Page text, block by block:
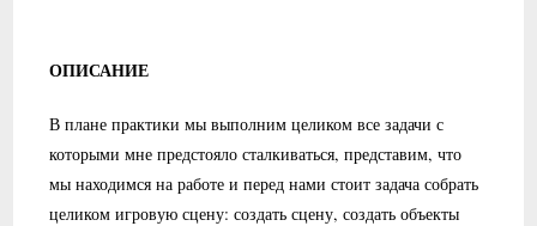
ОПИСАНИЕ
В плане практики мы выполним целиком все задачи с
которыми мне предстояло сталкиваться, представим, что
мы находимся на работе и перед нами стоит задача собрать
целиком игровую сцену: создать сцену, создать объекты